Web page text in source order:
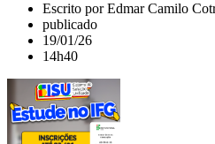
Escrito por Edmar Camilo
publicado
19/01/26
14h40